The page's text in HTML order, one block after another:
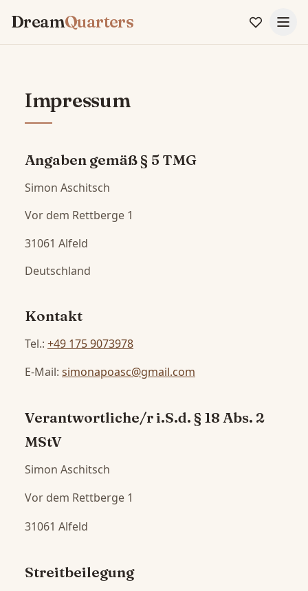
DreamQuarters
Impressum
Angaben gemäß § 5 TMG
Simon Aschitsch
Vor dem Rettberge 1
31061 Alfeld
Deutschland
Kontakt
Tel.: +49 175 9073978
E-Mail: simonapoasc@gmail.com
Verantwortliche/r i.S.d. § 18 Abs. 2
MStV
Simon Aschitsch
Vor dem Rettberge 1
31061 Alfeld
Streitbeilegung